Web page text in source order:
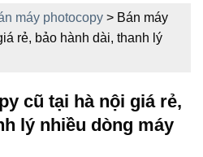
máy photocopy > Bán máy
rẻ, bảo hành dài, thanh lý
cũ tại hà nội giá rẻ,
lý nhiều dòng máy